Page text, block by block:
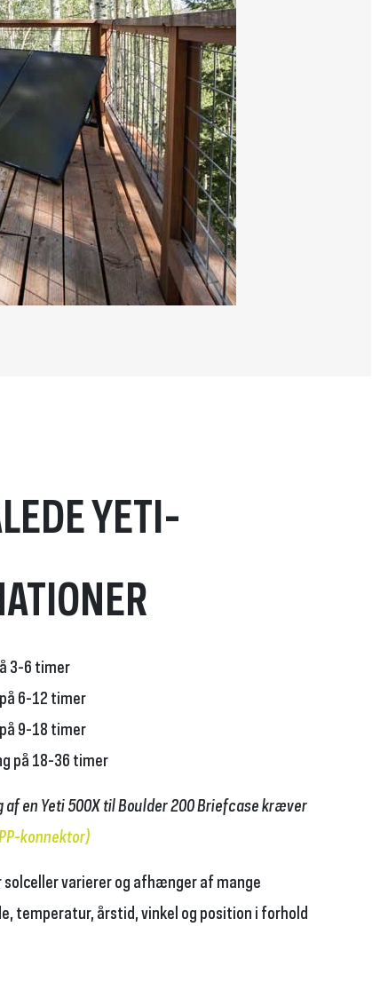
YETI-
3-6 timer
6-12 timer
9-18 timer
på 18-36 timer
af en Yeti 500X til Boulder 200 Briefcase kræver
konnektor)
varierer og afhænger af mange
temperatur, årstid, vinkel og position i forhold